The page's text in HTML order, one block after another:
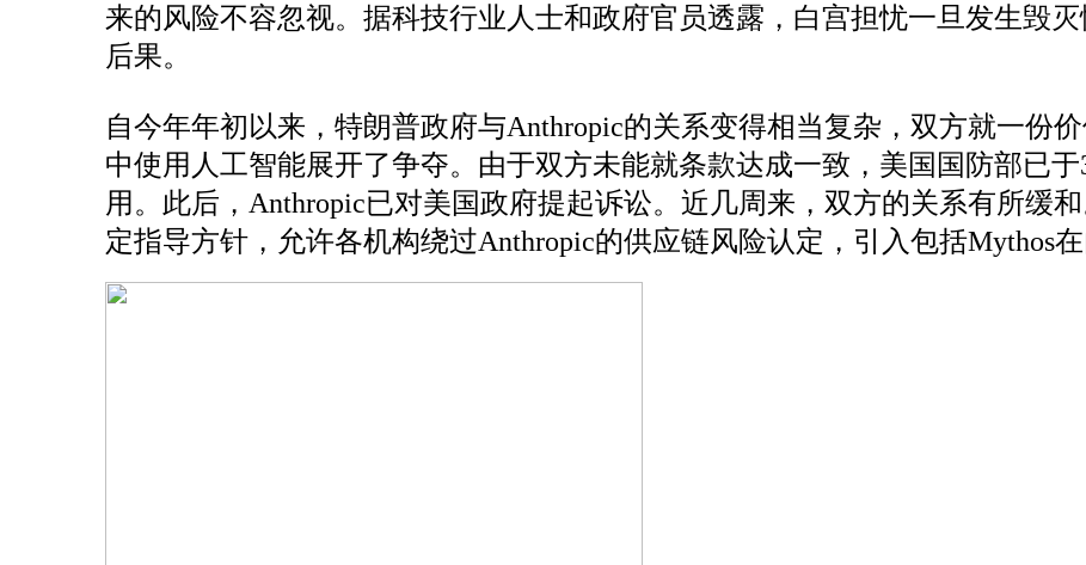
来的风险不容忽视。据科技行业人士和政府官员透露，白宫担忧一旦发生毁
后果。
自今年年初以来，特朗普政府与Anthropic的关系变得相当复杂，双方就一份
中使用人工智能展开了争夺。由于双方未能就条款达成一致，美国国防部已
用。此后，Anthropic已对美国政府提起诉讼。近几周来，双方的关系有所缓
定指导方针，允许各机构绕过Anthropic的供应链风险认定，引入包括Mythos在